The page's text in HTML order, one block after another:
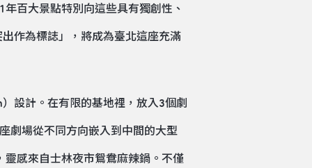
百大景點特別向這些具有獨創性、
作為標誌」，將成為臺北這座充滿
設計。在有限的基地裡，放入3個劇
劇場從不同方向嵌入到中間的大型
感來自士林夜市鴛鴦麻辣鍋。不僅